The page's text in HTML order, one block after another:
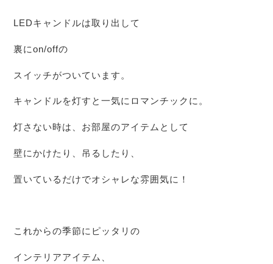
LEDキャンドルは取り出して
裏にon/offの
スイッチがついています。
キャンドルを灯すと一気にロマンチックに。
灯さない時は、お部屋のアイテムとして
壁にかけたり、吊るしたり、
置いているだけでオシャレな雰囲気に！
これからの季節にピッタリの
インテリアアイテム、